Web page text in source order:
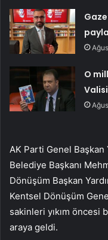
O
AK Parti Genel Başkan
Belediye Başkanı
Dönüşüm Başkan
Kentsel Dönüşüm
sakinleri yıkım öncesi
araya geldi.